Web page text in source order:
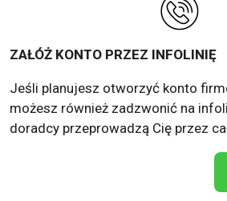
ZAŁÓŻ KONTO PRZEZ INFOLINIĘ
Jeśli planujesz otworzyć konto
możesz również zadzwonić na
doradcy przeprowadzą Cię przez